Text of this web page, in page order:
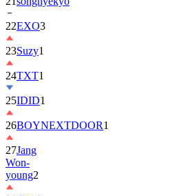
23Suzy1
24TXT1
25IDID1
26BOYNEXTDOOR
27Jang
Won-
young2
28Girls'
Generation